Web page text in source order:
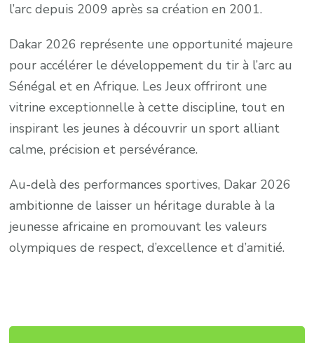
l’arc depuis 2009 après sa création en 2001.
Dakar 2026 représente une opportunité majeure
pour accélérer le développement du tir à l’arc au
Sénégal et en Afrique. Les Jeux offriront une
vitrine exceptionnelle à cette discipline, tout en
inspirant les jeunes à découvrir un sport alliant
calme, précision et persévérance.
Au-delà des performances sportives, Dakar 2026
ambitionne de laisser un héritage durable à la
jeunesse africaine en promouvant les valeurs
olympiques de respect, d’excellence et d’amitié.